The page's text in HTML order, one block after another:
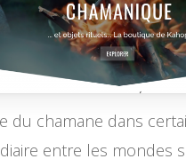
du chamane dans
entre les mondes